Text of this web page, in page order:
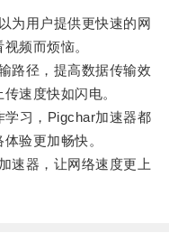
用户提供更快速的网
频而烦恼。
径，提高数据传输效
速度快如闪电。
习，Pigchar加速器都
验更加畅快。
器，让网络速度更上